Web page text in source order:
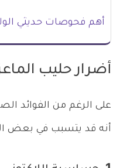
أهم فحوصات حديثي
أضرار حليب
على الرغم من الفوائد
أنه قد يتسبب في بعض